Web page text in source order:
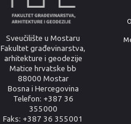
Sveučilište u Mostaru
Fakultet građevinarstva,
arhitekture i geodezije
Matice hrvatske bb
88000 Mostar
Bosna i Hercegovina
Telefon: +387 36
355000
Faks: +387 36 355001